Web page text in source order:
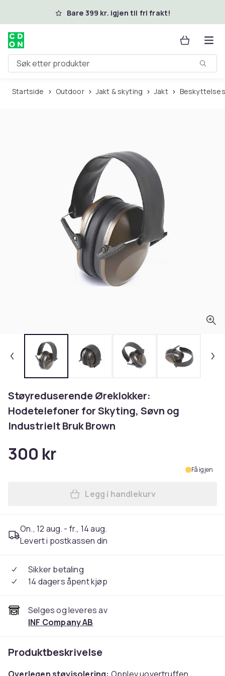
Hopp til hovedinnholdBare 399 kr. igjen til fri frakt!
Søk etter produkter
Startside Outdoor Jakt & skyting Jakt
Støyreduserende Øreklokker:
Hodetelefoner for Skyting, Søvn og
Industrielt Bruk Brown
300 kr
Få igjen
Legg Støyreduserende
Legg i handlekurv
On., 12 aug. - fr., 14 aug.
Levert i postkassen din
Sikker betaling
14 dagers åpent kjøp
Selges og leveres av
INF Company AB
Produktbeskrivelse